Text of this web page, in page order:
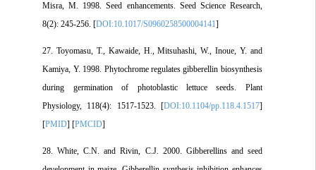
Misra, M. 1998. Seed enhancements. Seed Science Research,
8(2): 245-256. [DOI:10.1017/S0960258500004141
27. Toyomasu, T., Kawaide, H., Mitsuhashi, W., Inoue, Y. and
Kamiya, Y. 1998. Phytochrome regulates gibberellin biosynthesis
during germination of photoblastic lettuce seeds. Plant
Physiology, 118(4): 1517-1523. [DOI:10.1104/pp.118.4.1517
[PMID] [PMCID
28. White, C.N. and Rivin, C.J. 2000. Gibberellins and seed